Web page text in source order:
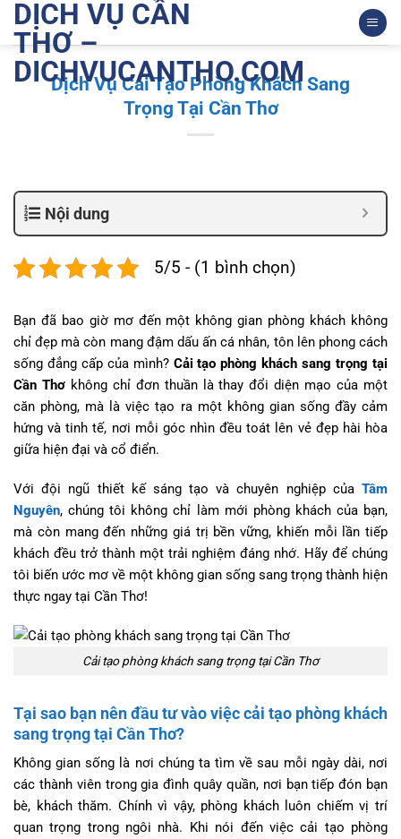
qua
dung
DỊCH VỤ CẦN
THƠ –
DICHVUCANTHO.COM
Dịch Vụ Cải Tạo Phòng Khách Sang
Trọng Tại Cần Thơ
Nội dung
5/5 - (1 bình chọn)
Bạn đã bao giờ mơ đến một không gian phòng khách không
chỉ đẹp mà còn mang đậm dấu ấn cá nhân, tôn lên phong cách
sống đẳng cấp của mình? Cải tạo phòng khách sang trọng tại
Cần Thơkhông chỉ đơn thuần là thay đổi diện mạo của một
căn phòng, mà là việc tạo ra một không gian sống đầy cảm
hứng và tinh tế, nơi mỗi góc nhìn đều toát lên vẻ đẹp hài hòa
giữa hiện đại và cổ điển.
Với đội ngũ thiết kế sáng tạo và chuyên nghiệp của Tâm
Nguyên, chúng tôi không chỉ làm mới phòng khách của bạn,
mà còn mang đến những giá trị bền vững, khiến mỗi lần tiếp
khách đều trở thành một trải nghiệm đáng nhớ. Hãy để chúng
tôi biến ước mơ về một không gian sống sang trọng thành hiện
thực ngay tại Cần Thơ!
Cải tạo phòng khách sang trọng tại Cần Thơ
Tại sao bạn nên đầu tư vào việc cải tạo phòng khách
sang trọng tại Cần Thơ?
Không gian sống là nơi chúng ta tìm về sau mỗi ngày dài, nơi
các thành viên trong gia đình quây quần, nơi bạn tiếp đón bạn
bè, khách thăm. Chính vì vậy, phòng khách luôn chiếm vị trí
quan trọng trong ngôi nhà. Khi nói đến việc cải tạo phòng